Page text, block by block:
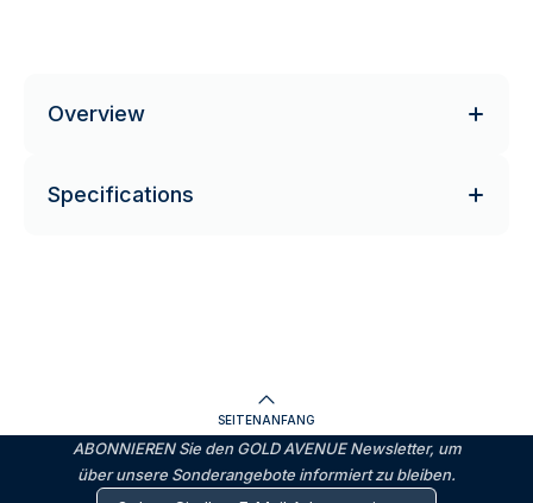
Overview
Specifications
SEITENANFANG
ABONNIEREN Sie den GOLD AVENUE Newsletter, um
über unsere Sonderangebote informiert zu bleiben.